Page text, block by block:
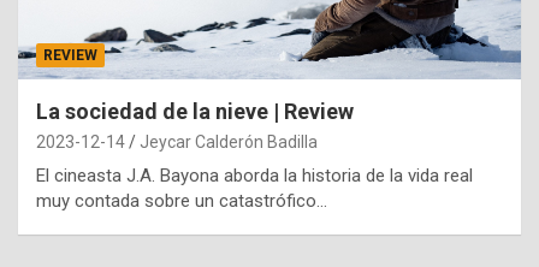
REVIEW
La sociedad de la nieve | Review
2023-12-14 Jeycar Calderón Badilla
El cineasta J.A. Bayona aborda la historia de la vida real
muy contada sobre un catastrófico…